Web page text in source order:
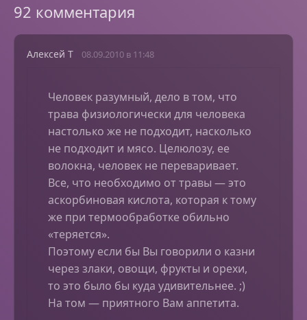
92 комментария
Алексей Т 08.09.2010 в 11:48
Человек разумный, дело в том, что
трава физиологически для человека
настолько же не подходит, насколько
не подходит и мясо. Целюлозу, ее
волокна, человек не переваривает.
Все, что необходимо от травы — это
аскорбиновая кислота, которая к тому
же при термообработке обильно
«теряется».
Поэтому если бы Вы говорили о казни
через злаки, овощи, фрукты и орехи,
то это было бы куда удивительнее. ;)
На том — приятного Вам аппетита.